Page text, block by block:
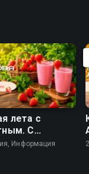
лета с
С
- на стол
Информация